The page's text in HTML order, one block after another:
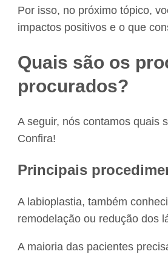
Por isso, no próximo tópico,
impactos positivos e o que
Quais são os
procurados?
A seguir, nós contamos quais
Confira!
Principais
A labioplastia, também
remodelação ou redução dos
A maioria das pacientes